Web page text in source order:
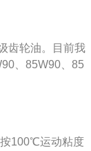
含量不同：GL-5
齿轮油。目前我
、85W90、85
带尾缀W的为常
高温粘度相符90
价的品级准则，
械本身的因素，
100℃运动粘度